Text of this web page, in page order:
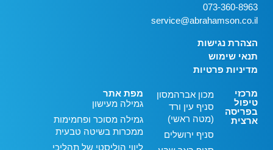
073-360-8963
service@abrahamson.co.il
הצהרת נגישות
תנאי שימוש
מדיניות פרטיות
מרכזי
טיפול
בפריסה
ארצית
מכון אברהמסון
סניף עין ורד
(מטה ראשי)
סניף ירושלים
מפת אתר
גמילה מעישון
גמילה מסוכר ופחמימות
ממכרות בשיטה טבעית
ליווי הוליסטי של תהליכי